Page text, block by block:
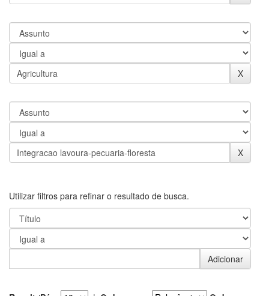
Utilizar filtros para refinar o resultado de busca.